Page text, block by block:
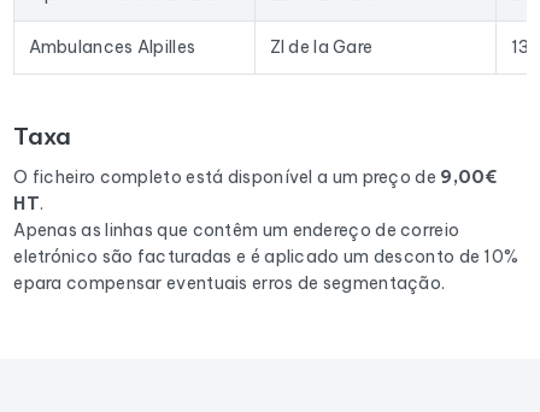
seu CRM com dados atualizados. O formato Excel permite a
importação direta para a maioria das ferramentas de
prospeção e plataformas de e-mail existentes no mercado.
na região Provence-Alpes-Cote d'Azur
correspondentes às seguintes actividades: Service
ambulancier.
Ambulances Alpilles ZI de la Gare
Taxa
O ficheiro completo está disponível a um preço de 9,00€
HT.
Apenas as linhas que contêm um endereço de correio
eletrónico são facturadas e é aplicado um desconto de 10%
epara compensar eventuais erros de segmentação.